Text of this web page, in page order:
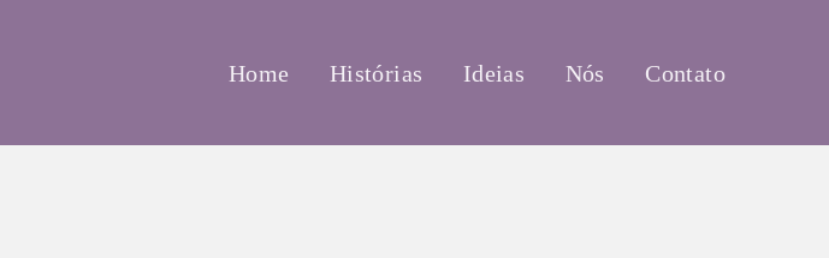
Home Histórias Ideias Nós Contato